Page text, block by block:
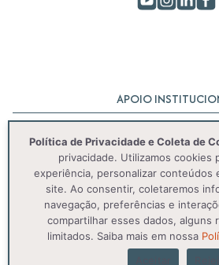
APOIO
© 2025 IAS. Todos os direitos
Política de Privacidade e Coleta de
privacidade. Utilizamos cookies
experiência, personalizar conteúdos
site. Ao consentir, coletaremos
navegação, preferências e
compartilhar esses dados, alguns
limitados. Saiba mais em nossa